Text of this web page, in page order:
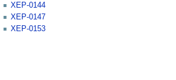
XEP-0144
XEP-0147
XEP-0153